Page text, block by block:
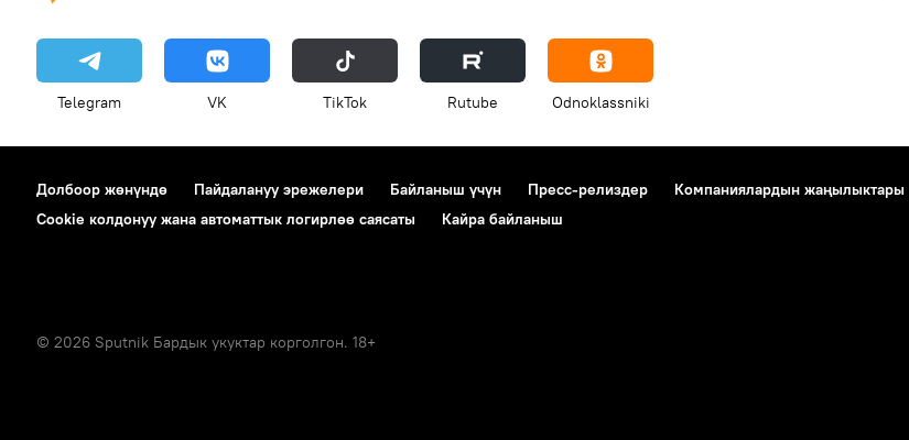
Telegram VK ТikТоk Rutube Odnoklassniki
Долбоор жөнүндө Пайдалануу эрежелери Байланыш үчүн Пресс-релиздер Компаниялардын жаңылыктары
Cookie колдонуу жана автоматтык логирлөө саясаты
Кайра байланыш
© 2026 Sputnik Бардык укуктар корголгон. 18+